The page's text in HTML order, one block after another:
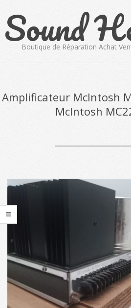
content
Sound
Boutique de Réparation Achat
Menu
Amplificateur McIntosh
McIntosh